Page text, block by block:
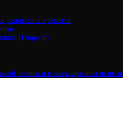
реального времени
(Drop-In)
техники в защищенном